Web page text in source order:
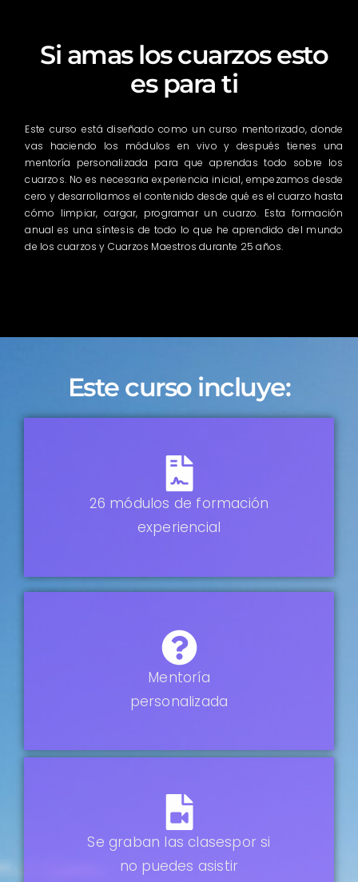
Si amas los cuarzos esto
es para ti
Este curso está diseñado como un curso mentorizado, donde
vas haciendo los módulos en vivo y después tienes una
mentoría personalizada para que aprendas todo sobre los
cuarzos. No es necesaria experiencia inicial, empezamos desde
cero y desarrollamos el contenido desde qué es el cuarzo hasta
cómo limpiar, cargar, programar un cuarzo. Esta formación
anual es una síntesis de todo lo que he aprendido del mundo
de los cuarzos y Cuarzos Maestros durante 25 años.
Este curso incluye:
26 módulos de formación
experiencial
Mentoría
personalizada
Se graban las clasespor si
no puedes asistir